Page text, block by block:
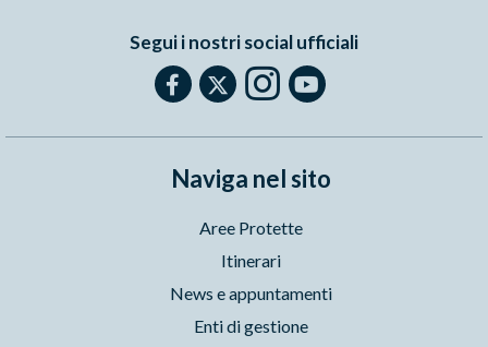
Segui i nostri social ufficiali
Naviga nel sito
Aree Protette
Itinerari
News e appuntamenti
Enti di gestione